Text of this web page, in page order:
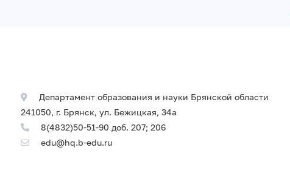
Департамент образования и науки Брянской области
241050, г. Брянск, ул. Бежицкая, 34а
8(4832)50-51-90 доб. 207; 206
edu@hq.b-edu.ru